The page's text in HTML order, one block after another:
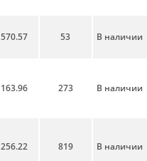
570.57 53 В наличии
163.96 273 В наличии
256.22 819 В наличии